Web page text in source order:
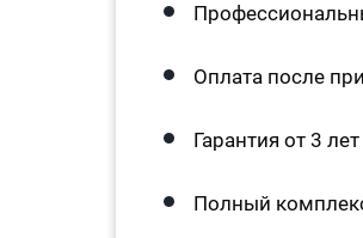
Оплата после
Гарантия от 3 лет
Полный